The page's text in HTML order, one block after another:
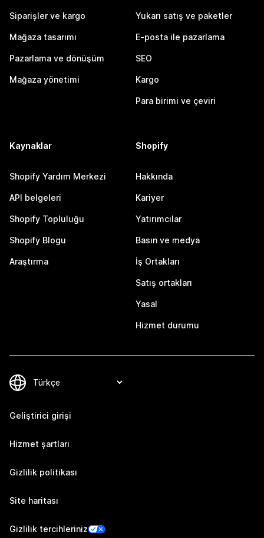
Siparişler ve kargo
Mağaza tasarımı
Pazarlama ve dönüşüm
Mağaza yönetimi
Yukarı satış ve paketler
E-posta ile pazarlama
SEO
Kargo
Para birimi ve çeviri
Kaynaklar
Shopify Yardım Merkezi
API belgeleri
Shopify Topluluğu
Shopify Blogu
Araştırma
Shopify
Hakkında
Kariyer
Yatırımcılar
Basın ve medya
İş Ortakları
Satış ortakları
Yasal
Hizmet durumu
Geliştirici girişi
Hizmet şartları
Gizlilik politikası
Site haritası
Gizlilik tercihleriniz